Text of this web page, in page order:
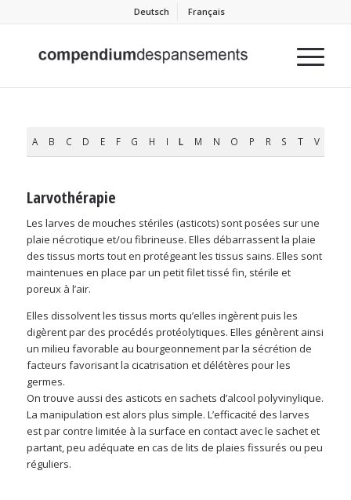
Deutsch Français
A B C D E F G H I L M N O P R S T V
Larvothérapie
Les larves de mouches stériles (asticots) sont posées sur une
plaie nécrotique et/ou fibrineuse. Elles débarrassent la plaie
des tissus morts tout en protégeant les tissus sains. Elles sont
maintenues en place par un petit filet tissé fin, stérile et
poreux à l’air.
Elles dissolvent les tissus morts qu’elles ingèrent puis les
digèrent par des procédés protéolytiques. Elles génèrent ainsi
un milieu favorable au bourgeonnement par la sécrétion de
facteurs favorisant la cicatrisation et délétères pour les
germes.
On trouve aussi des asticots en sachets d’alcool polyvinylique.
La manipulation est alors plus simple. L’efficacité des larves
est par contre limitée à la surface en contact avec le sachet et
partant, peu adéquate en cas de lits de plaies fissurés ou peu
réguliers.